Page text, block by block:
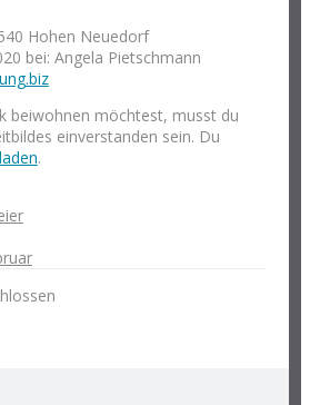
Hohen Neuedorf
bei: Angela Pietschmann
beiwohnen möchtest, musst du
einverstanden sein. Du
.